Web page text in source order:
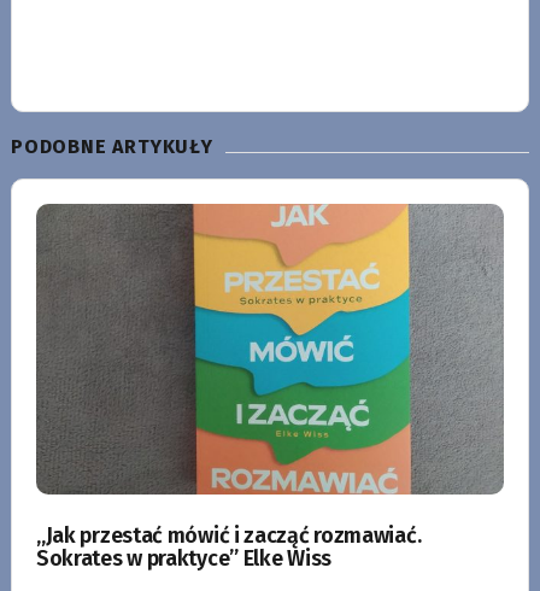
PODOBNE ARTYKUŁY
„Jak przestać mówić i zacząć rozmawiać.
Sokrates w praktyce” Elke Wiss